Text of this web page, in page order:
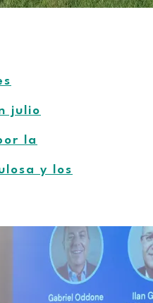
julio
la
y los